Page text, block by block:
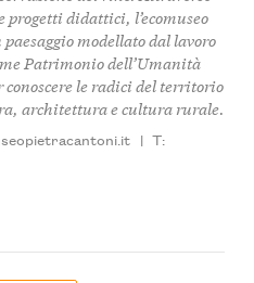
didattici, l’ecomuseo
modellato dal lavoro
Patrimonio dell’Umanità
conoscere le radici del territorio
architettura e cultura rurale.
| T: